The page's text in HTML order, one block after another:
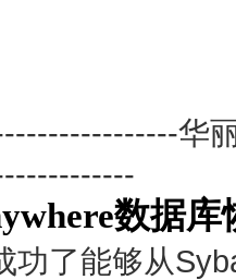
华
数据
功了能够从